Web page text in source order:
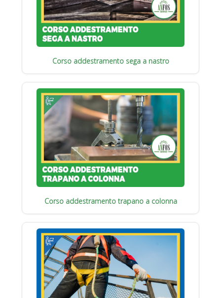
Corso addestramento sega a nastro
Corso addestramento trapano a colonna